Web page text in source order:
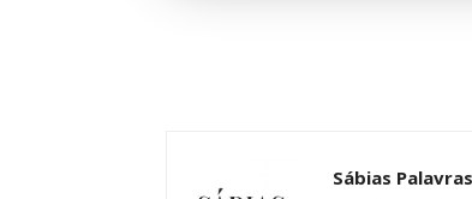
Sábias Palavras